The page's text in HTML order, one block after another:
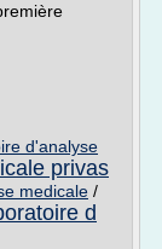
d'analyse
privas
medicale /
d